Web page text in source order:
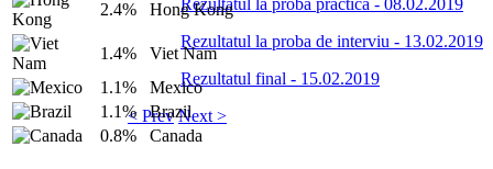
Rezultatul la proba practică - 08.02.2019
Rezultatul la proba de interviu - 13.02.2019
Rezultatul final - 15.02.2019
< Prev Next >
2.4% Hong Kong
1.4%
Viet Nam
1.1%
Mexico
1.1%
Brazil
0.8%
Canada